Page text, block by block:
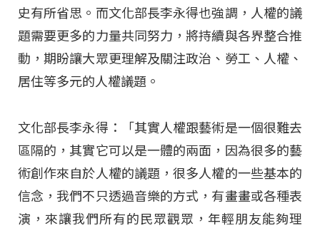
史有所省思。而文化部長李永得也強調，人權的議
題需要更多的力量共同努力，將持續與各界整合推
動，期盼讓大眾更理解及關注政治、勞工、人權、
居住等多元的人權議題。
文化部長李永得：「其實人權跟藝術是一個很難去
區隔的，其實它可以是一體的兩面，因為很多的藝
術創作來自於人權的議題，很多人權的一些基本的
信念，我們不只透過音樂的方式，有畫畫或各種表
演，來讓我們所有的民眾觀眾，年輕朋友能夠理